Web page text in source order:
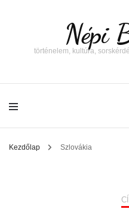
Népi
történelem, kultúra,
Kezdőlap Szlovákia